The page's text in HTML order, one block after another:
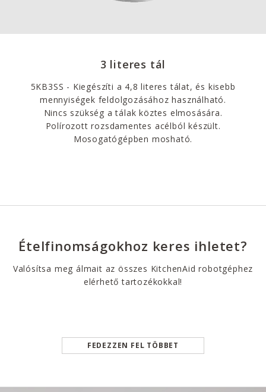
3 literes tál
5KB3SS - Kiegészíti a 4,8 literes tálat, és kisebb
mennyiségek feldolgozásához használható.
Nincs szükség a tálak köztes elmosására.
Polírozott rozsdamentes acélból készült.
Mosogatógépben mosható.
Ételfinomságokhoz keres ihletet?
Valósítsa meg álmait az összes KitchenAid robotgéphez
elérhető tartozékokkal!
FEDEZZEN FEL TÖBBET